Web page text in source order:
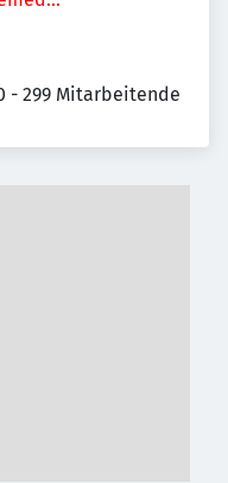
- 299 Mitarbeitende